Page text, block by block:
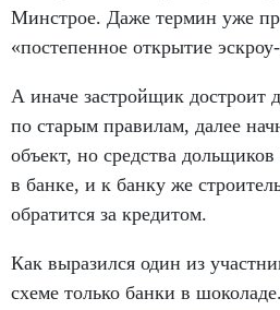
Минстрое. Даже термин уже
«постепенное открытие
А иначе застройщик достроит
по старым правилам, далее
объект, но средства дольщиков
в банке, и к банку же
обратится за кредитом.
Как выразился один из
схеме только банки в